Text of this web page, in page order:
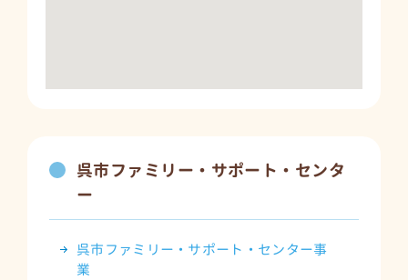
呉市ファミリー・サポート・センタ
ー
呉市ファミリー・サポート・センター事
業